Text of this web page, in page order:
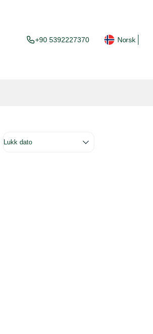
+90 5392227370 Norsk